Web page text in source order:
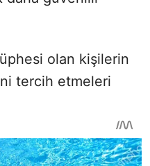
olan kişilerin
tercih etmeleri